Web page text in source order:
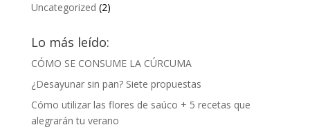
Uncategorized (2)
Lo más leído:
CÓMO SE CONSUME LA CÚRCUMA
¿Desayunar sin pan? Siete propuestas
Cómo utilizar las flores de saúco + 5 recetas que
alegrarán tu verano